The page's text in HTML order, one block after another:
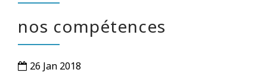
nos compétences
26 Jan 2018